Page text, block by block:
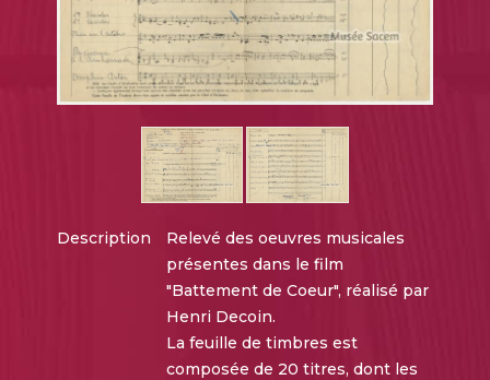
Description
Relevé des oeuvres musicales
présentes dans le film
"Battement de Coeur", réalisé par
Henri Decoin.
La feuille de timbres est
composée de 20 titres, dont les